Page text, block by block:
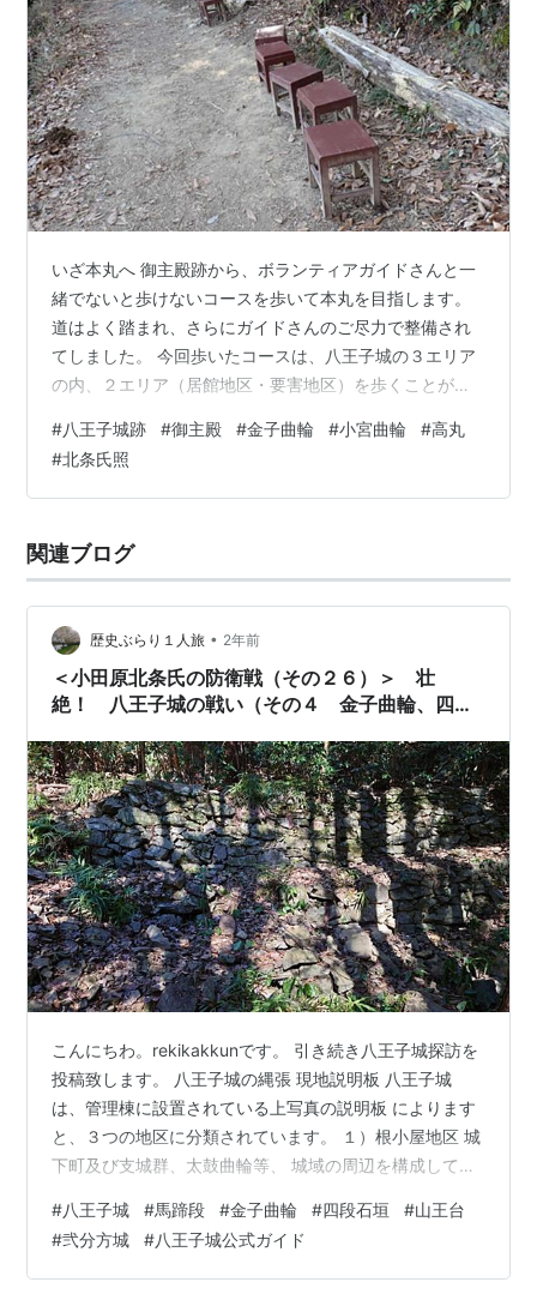
いざ本丸へ 御主殿跡から、ボランティアガイドさんと一
緒でないと歩けないコースを歩いて本丸を目指します。
道はよく踏まれ、さらにガイドさんのご尽力で整備され
てしました。 今回歩いたコースは、八王子城の３エリア
の内、２エリア（居館地区・要害地区）を歩くことが出
塞となる地区 居館地区 城主北条氏照の館があり生活の中
心になっていた地区 根小屋地区 城の城下町にあたる地区
道は緩やかな登りという感じで ６分ほどで四合目の少し
井田城を守る、大道寺政繁を降伏させたのちこの辺りの
地理に詳しい大道寺勢を先頭に…
#八王子城跡 #御主殿 #金子曲輪 #小宮曲輪 #高丸
#北条氏照
関連ブログ
歴史ぶらり１人旅 • 2年前
＜小田原北条氏の防衛戦（その２６）＞ 壮
絶！ 八王子城の戦い（その４ 金子曲輪、四段
こんにちわ。rekikakkunです。 引き続き八王子城探訪を
投稿致します。 八王子城の縄張 現地説明板 八王子城
は、管理棟に設置されている上写真の説明板 によります
と、３つの地区に分類されています。 １）根小屋地区 城
下町及び支城群、太鼓曲輪等、 城域の周辺を構成してい
臣の 屋敷が並ぶアシダ曲輪等、山麓の施設。 ３）要害地
区 籠城を目的とした山城の区域。 文章ですと分かり難い
ので、八王子城跡ガイダンス施設の 模型図で可視化しま
#八王子城 #馬蹄段 #金子曲輪 #四段石垣 #山王台
#弐分方城 #八王子城公式ガイド